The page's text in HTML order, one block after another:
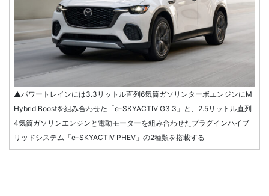
▲パワートレインには3.3リットル直列6気筒ガソリンターボエンジンにM
Hybrid Boostを組み合わせた「e-SKYACTIV G3.3」と、2.5リットル直列
4気筒ガソリンエンジンと電動モーターを組み合わせたプラグインハイブ
リッドシステム「e-SKYACTIV PHEV」の2種類を搭載する